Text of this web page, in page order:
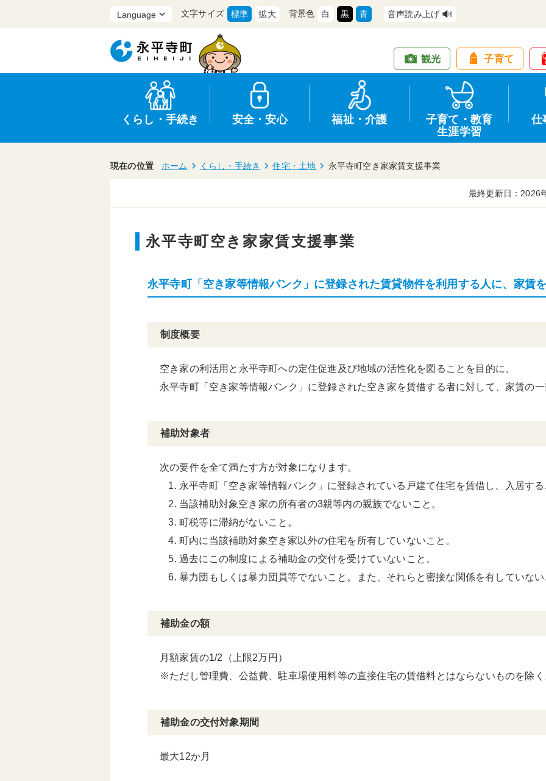
観光 子育て
くらし・手続き 安全・安心 福祉・介護
子育て・教育
生涯学習
仕
基本構想・計画
頑張る地方応援プロ
文字サイズ 標準 拡大 背景色 白 黒 青 音声読み上げ
現在の位置 ホーム くらし・手続き 住宅・土地 永平寺町空き家家賃支援事業
最終更新日：2026
永平寺町空き家家賃支援事業
永平寺町「空き家等情報バンク」に登録された賃貸物件を利用する人に、家賃
制度概要
空き家の利活用と永平寺町への定住促進及び地域の活性化を図ることを目的に、
永平寺町「空き家等情報バンク」に登録された空き家を賃借する者に対して、家賃の
補助対象者
次の要件を全て満たす方が対象になります。
永平寺町「空き家等情報バンク」に登録されている戸建て住宅を賃借し、入居す
当該補助対象空き家の所有者の3親等内の親族でないこと。
町税等に滞納がないこと。
町内に当該補助対象空き家以外の住宅を所有していないこと。
過去にこの制度による補助金の交付を受けていないこと。
暴力団もしくは暴力団員等でないこと。また、それらと密接な関係を有していな
補助金の額
月額家賃の1/2（上限2万円）
※ただし管理費、公益費、駐車場使用料等の直接住宅の賃借料とはならないものを除
補助金の交付対象期間
最大12か月